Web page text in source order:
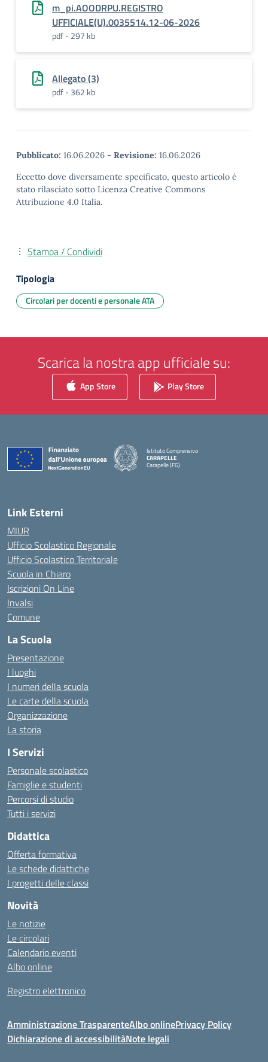
m_pi.AOODRPU.REGISTRO
UFFICIALE(U).0035514.12-06-2026
pdf - 297 kb
Allegato (3)
pdf - 362 kb
Pubblicato: 16.06.2026 - Revisione: 16.06.2026
Eccetto dove diversamente specificato, questo articolo è
stato rilasciato sotto Licenza Creative Commons
Attribuzione 4.0 Italia.
Stampa / Condividi
Tipologia
Circolari per docenti e personale ATA
Scarica la nostra app ufficiale su:
App Store Play Store
Istituto Comprensivo
CARAPELLE
Carapelle (FG)
— Visita la pagina iniziale della scuola
Link Esterni
MIUR
Ufficio Scolastico Regionale
Ufficio Scolastico Territoriale
Scuola in Chiaro
Iscrizioni On Line
Invalsi
Comune
La Scuola
Presentazione
I luoghi
I numeri della scuola
Le carte della scuola
Organizzazione
La storia
I Servizi
Personale scolastico
Famiglie e studenti
Percorsi di studio
Tutti i servizi
Didattica
Offerta formativa
Le schede didattiche
I progetti delle classi
Novità
Le notizie
Le circolari
Calendario eventi
Albo online
Registro elettronico
Amministrazione TrasparenteAlbo onlinePrivacy Policy
Dichiarazione di accessibilitàNote legali